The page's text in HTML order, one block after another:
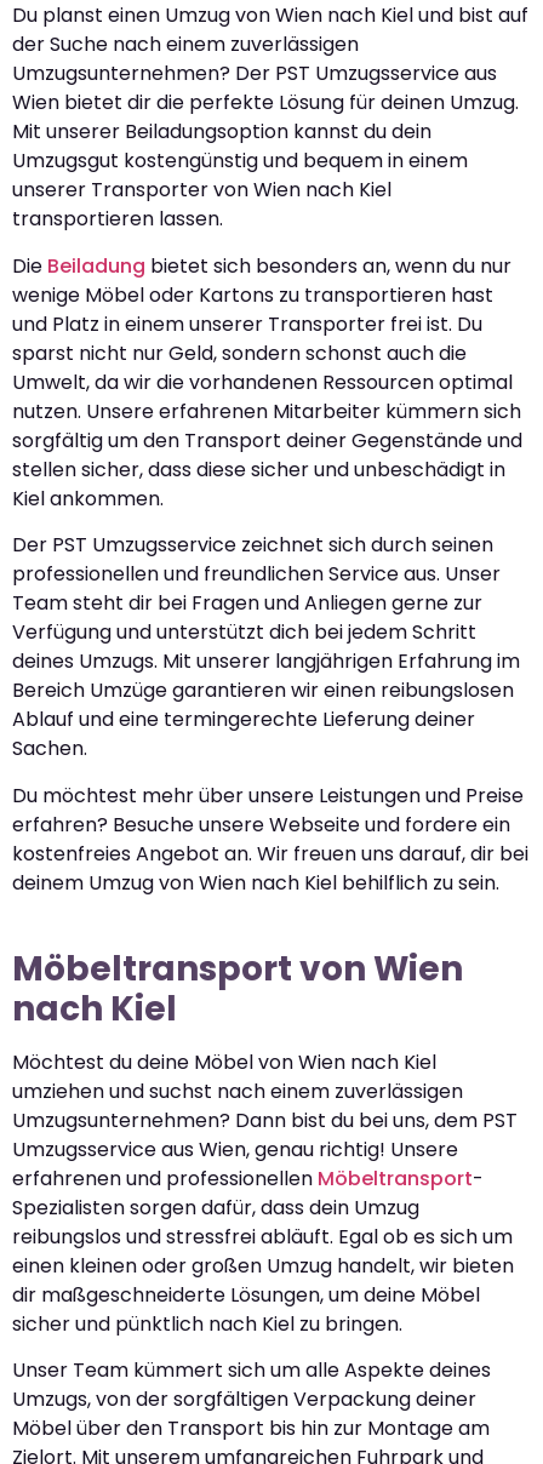
Du planst einen Umzug von Wien nach Kiel und bist auf
der Suche nach einem zuverlässigen
Umzugsunternehmen? Der PST Umzugsservice aus
Wien bietet dir die perfekte Lösung für deinen Umzug.
Mit unserer Beiladungsoption kannst du dein
Umzugsgut kostengünstig und bequem in einem
unserer Transporter von Wien nach Kiel
transportieren lassen.
Die Beiladung bietet sich besonders an, wenn du nur
wenige Möbel oder Kartons zu transportieren hast
und Platz in einem unserer Transporter frei ist. Du
sparst nicht nur Geld, sondern schonst auch die
Umwelt, da wir die vorhandenen Ressourcen optimal
nutzen. Unsere erfahrenen Mitarbeiter kümmern sich
sorgfältig um den Transport deiner Gegenstände und
stellen sicher, dass diese sicher und unbeschädigt in
Kiel ankommen.
Der PST Umzugsservice zeichnet sich durch seinen
professionellen und freundlichen Service aus. Unser
Team steht dir bei Fragen und Anliegen gerne zur
Verfügung und unterstützt dich bei jedem Schritt
deines Umzugs. Mit unserer langjährigen Erfahrung im
Bereich Umzüge garantieren wir einen reibungslosen
Ablauf und eine termingerechte Lieferung deiner
Sachen.
Du möchtest mehr über unsere Leistungen und Preise
erfahren? Besuche unsere Webseite und fordere ein
kostenfreies Angebot an. Wir freuen uns darauf, dir bei
deinem Umzug von Wien nach Kiel behilflich zu sein.
Möbeltransport von Wien
nach Kiel
Möchtest du deine Möbel von Wien nach Kiel
umziehen und suchst nach einem zuverlässigen
Umzugsunternehmen? Dann bist du bei uns, dem PST
Umzugsservice aus Wien, genau richtig! Unsere
erfahrenen und professionellen Möbeltransport-
Spezialisten sorgen dafür, dass dein Umzug
reibungslos und stressfrei abläuft. Egal ob es sich um
einen kleinen oder großen Umzug handelt, wir bieten
dir maßgeschneiderte Lösungen, um deine Möbel
sicher und pünktlich nach Kiel zu bringen.
Unser Team kümmert sich um alle Aspekte deines
Umzugs, von der sorgfältigen Verpackung deiner
Möbel über den Transport bis hin zur Montage am
Zielort. Mit unserem umfangreichen Fuhrpark und